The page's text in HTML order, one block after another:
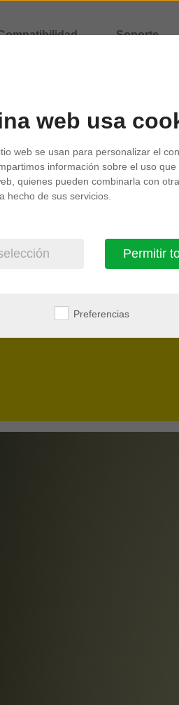
web usa
web se usan para personalizar el
información sobre el uso
quienes pueden combinarla con
hecho de sus servicios.
Permitir
Preferencias
Soporte